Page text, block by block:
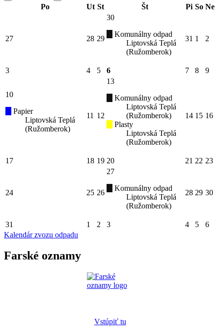
Po
Ut St Št Pi So Ne
27 28 29
30
Komunálny odpad
Liptovská Teplá
(Ružomberok)
31 1 2
3 4 5 6 7 8 9
10
Papier
Liptovská Teplá
(Ružomberok)
11 12
13
Komunálny odpad
Liptovská Teplá
(Ružomberok)
Plasty
Liptovská Teplá
(Ružomberok)
14 15 16
17 18 19 20 21 22 23
24 25 26
27
Komunálny odpad
Liptovská Teplá
(Ružomberok)
28 29 30
31 1 2 3 4 5
6
Kalendár zvozu odpadu
Farské oznamy
Vstúpiť tu